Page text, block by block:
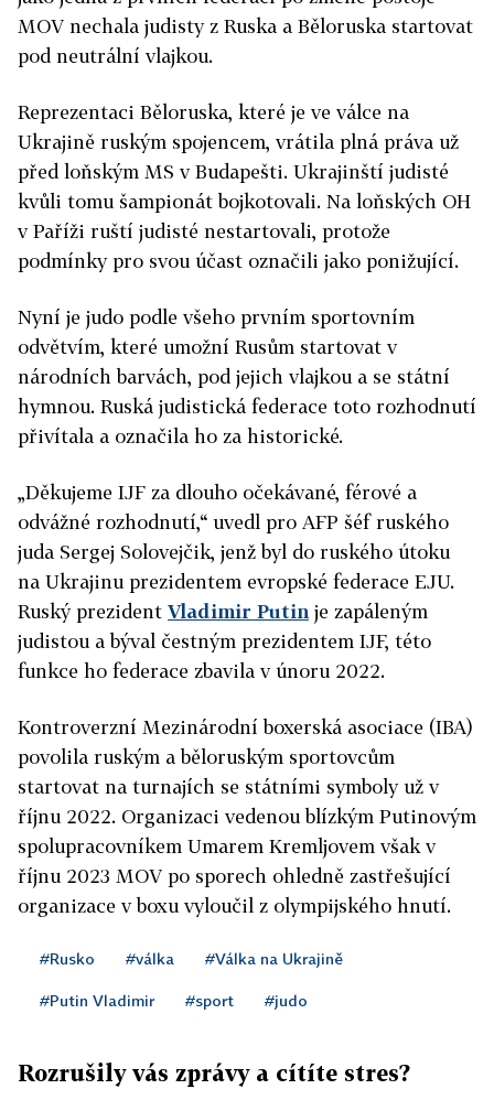
MOV nechala judisty z Ruska a Běloruska startovat
pod neutrální vlajkou.
Reprezentaci Běloruska, které je ve válce na
Ukrajině ruským spojencem, vrátila plná práva už
před loňským MS v Budapešti. Ukrajinští judisté
kvůli tomu šampionát bojkotovali. Na loňských OH
v Paříži ruští judisté nestartovali, protože
podmínky pro svou účast označili jako ponižující.
Nyní je judo podle všeho prvním sportovním
odvětvím, které umožní Rusům startovat v
národních barvách, pod jejich vlajkou a se státní
hymnou. Ruská judistická federace toto rozhodnutí
přivítala a označila ho za historické.
„Děkujeme IJF za dlouho očekávané, férové a
odvážné rozhodnutí,“ uvedl pro AFP šéf ruského
juda Sergej Solovejčik, jenž byl do ruského útoku
na Ukrajinu prezidentem evropské federace EJU.
Ruský prezident Vladimir Putin je zapáleným
judistou a býval čestným prezidentem IJF, této
funkce ho federace zbavila v únoru 2022.
Kontroverzní Mezinárodní boxerská asociace (IBA)
povolila ruským a běloruským sportovcům
startovat na turnajích se státními symboly už v
říjnu 2022. Organizaci vedenou blízkým Putinovým
spolupracovníkem Umarem Kremljovem však v
říjnu 2023 MOV po sporech ohledně zastřešující
organizace v boxu vyloučil z olympijského hnutí.
#Rusko #válka #Válka na Ukrajině
#Putin Vladimir #sport #judo
Rozrušily vás zprávy a cítíte stres?